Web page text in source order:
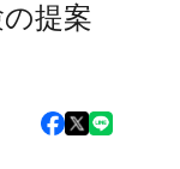
提案